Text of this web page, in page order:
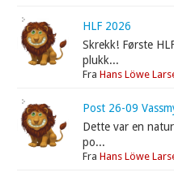
HLF 2026
Skrekk! Første
plukk...
FraHans Löwe
Post 26-09
Dette var en
po...
FraHans Löwe